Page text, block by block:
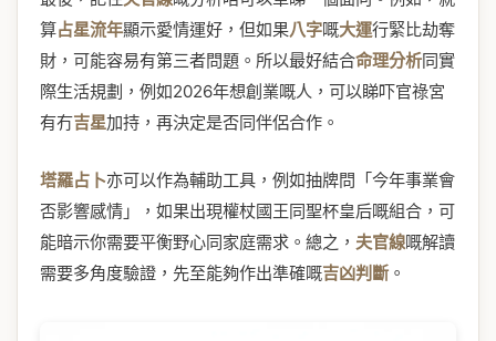
算占星流年顯示愛情運好，但如果八字嘅大運行緊比劫奪
財，可能容易有第三者問題。所以最好結合命理分析同實
際生活規劃，例如2026年想創業嘅人，可以睇吓官祿宮
有冇吉星加持，再決定是否同伴侶合作。
塔羅占卜亦可以作為輔助工具，例如抽牌問「今年事業會
否影響感情」，如果出現權杖國王同聖杯皇后嘅組合，可
能暗示你需要平衡野心同家庭需求。總之， 夫官線嘅解讀
需要多角度驗證，先至能夠作出準確嘅吉凶判斷 。